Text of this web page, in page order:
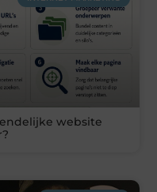
website